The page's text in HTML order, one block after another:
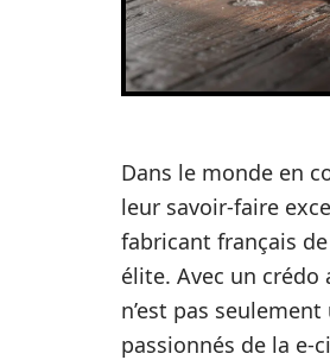
Dans le monde en
leur savoir-faire
fabricant français
élite. Avec un crédo
n’est pas
passionnés de la e-